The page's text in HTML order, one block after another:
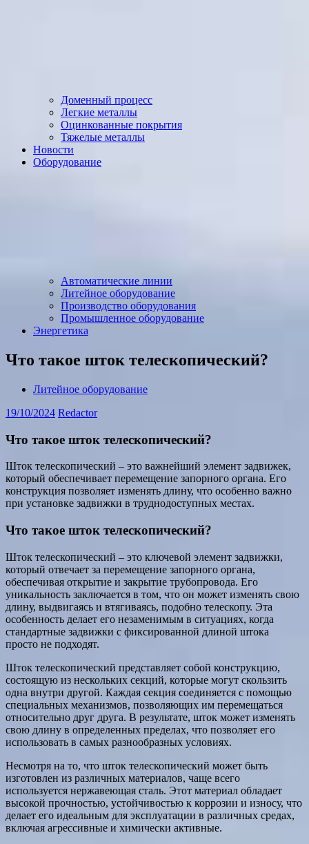
Доменный процесс
Легкие металлы
Оцинкованные покрытия
Тяжелые металлы
Новости
Оборудование
Автоматические линии
Литейное оборудование
Производство оборудования
Промышленное оборудование
Энергетика
Что такое шток телескопический?
Литейное оборудование
19/10/2024 Redactor
Что такое шток телескопический?
Шток телескопический – это важнейший элемент задвижек,
который обеспечивает перемещение запорного органа. Его
конструкция позволяет изменять длину, что особенно важно
при установке задвижки в труднодоступных местах.
Что такое шток телескопический?
Шток телескопический – это ключевой элемент задвижки,
который отвечает за перемещение запорного органа,
обеспечивая открытие и закрытие трубопровода. Его
уникальность заключается в том, что он может изменять свою
длину, выдвигаясь и втягиваясь, подобно телескопу. Эта
особенность делает его незаменимым в ситуациях, когда
стандартные задвижки с фиксированной длиной штока
просто не подходят.
Шток телескопический представляет собой конструкцию,
состоящую из нескольких секций, которые могут скользить
одна внутри другой. Каждая секция соединяется с помощью
специальных механизмов, позволяющих им перемещаться
относительно друг друга. В результате, шток может изменять
свою длину в определенных пределах, что позволяет его
использовать в самых разнообразных условиях.
Несмотря на то, что шток телескопический может быть
изготовлен из различных материалов, чаще всего
используется нержавеющая сталь. Этот материал обладает
высокой прочностью, устойчивостью к коррозии и износу, что
делает его идеальным для эксплуатации в различных средах,
включая агрессивные и химически активные.